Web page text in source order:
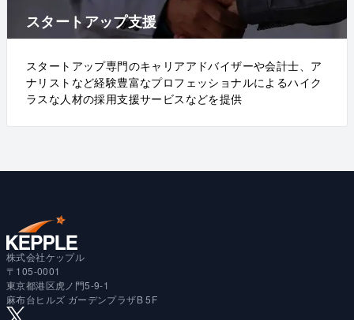
スタートアップ支援
スタートアップ専門のキャリアアドバイザーや会計士、ア
ナリストなど経験豊富なプロフェッショナルによるハイク
ラスな人材の採用支援サービスなどを提供
株式会社ケップル
〒105-0001
東京都港区虎ノ門5-9-1
麻布台ヒルズ ガーデンプラザB 5F